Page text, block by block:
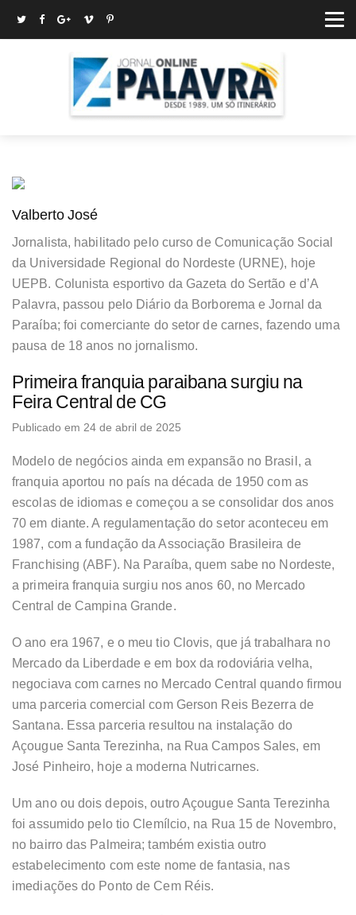
Valberto José
Jornalista, habilitado pelo curso de Comunicação Social
da Universidade Regional do Nordeste (URNE), hoje
UEPB. Colunista esportivo da Gazeta do Sertão e d’A
Palavra, passou pelo Diário da Borborema e Jornal da
Paraíba; foi comerciante do setor de carnes, fazendo uma
pausa de 18 anos no jornalismo.
Primeira franquia paraibana surgiu na
Feira Central de CG
Publicado em 24 de abril de 2025
Modelo de negócios ainda em expansão no Brasil, a
franquia aportou no país na década de 1950 com as
escolas de idiomas e começou a se consolidar dos anos
70 em diante. A regulamentação do setor aconteceu em
1987, com a fundação da Associação Brasileira de
Franchising (ABF). Na Paraíba, quem sabe no Nordeste,
a primeira franquia surgiu nos anos 60, no Mercado
Central de Campina Grande.
O ano era 1967, e o meu tio Clovis, que já trabalhara no
Mercado da Liberdade e em box da rodoviária velha,
negociava com carnes no Mercado Central quando firmou
uma parceria comercial com Gerson Reis Bezerra de
Santana. Essa parceria resultou na instalação do
Açougue Santa Terezinha, na Rua Campos Sales, em
José Pinheiro, hoje a moderna Nutricarnes.
Um ano ou dois depois, outro Açougue Santa Terezinha
foi assumido pelo tio Clemílcio, na Rua 15 de Novembro,
no bairro das Palmeira; também existia outro
estabelecimento com este nome de fantasia, nas
imediações do Ponto de Cem Réis.